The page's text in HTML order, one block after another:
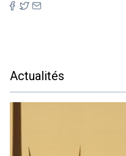
Actualités